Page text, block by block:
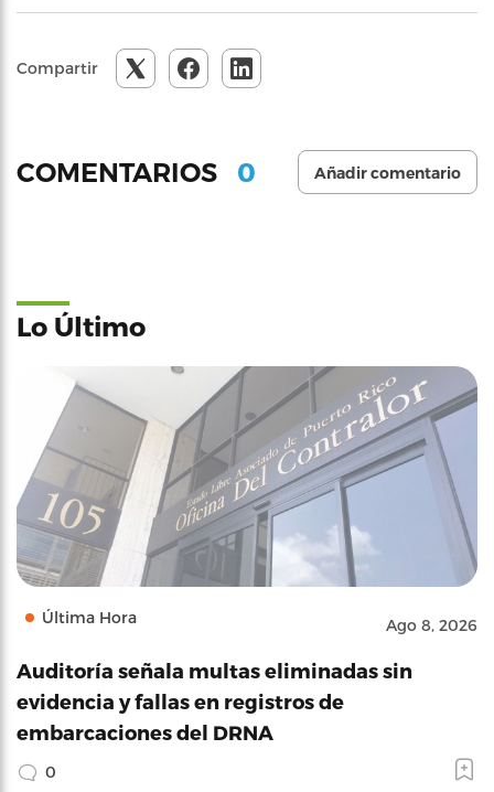
Compartir
COMENTARIOS 0 Añadir comentario
Lo Último
Última Hora Ago 8, 2026
Auditoría señala multas eliminadas sin
evidencia y fallas en registros de
embarcaciones del DRNA
0